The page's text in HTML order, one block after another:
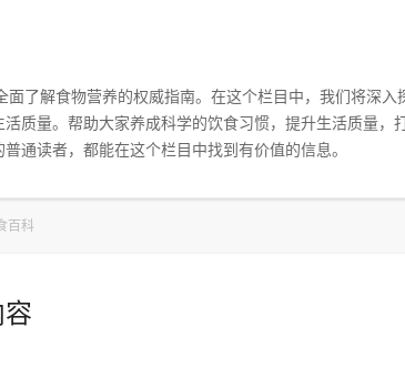
面了解食物营养的权威指南。在这个栏目中，我们将深
质量。帮助大家养成科学的饮食习惯，提升生活质量，
通读者，都能在这个栏目中找到有价值的信息。
百科